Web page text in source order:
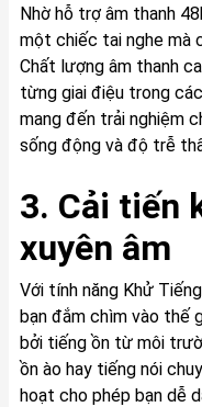
Nhờ hỗ trợ âm thanh
một chiếc tai nghe mà
Chất lượng âm thanh
từng giai điệu trong
mang đến trải nghiệm
sống động và độ trễ
3. Cải tiến
xuyên âm
Với tính năng Khử
bạn đắm chìm vào thế
bởi tiếng ồn từ môi
ồn ào hay tiếng nói
hoạt cho phép bạn dễ